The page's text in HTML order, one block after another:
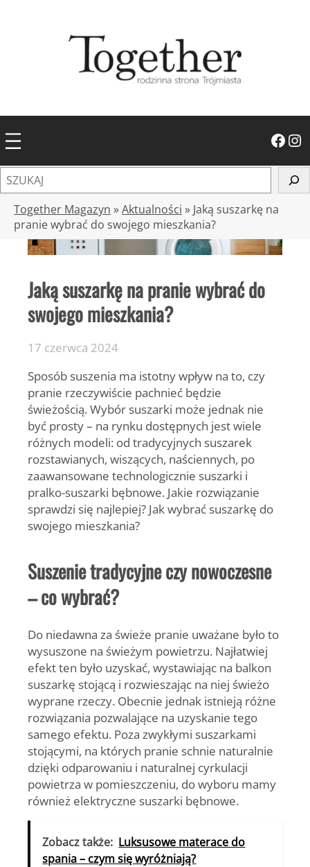
Facebook Instagram
z
Together Magazyn »Aktualności » Jaką suszarkę na
pranie wybrać do swojego mieszkania?
Jaką suszarkę na pranie wybrać do
swojego mieszkania?
17 czerwca 2024
Sposób suszenia ma istotny wpływ na to, czy
pranie rzeczywiście pachnieć będzie
świeżością. Wybór suszarki może jednak nie
być prosty – na rynku dostępnych jest wiele
różnych modeli: od tradycyjnych suszarek
rozstawianych, wiszących, naściennych, po
zaawansowane technologicznie suszarki i
pralko-suszarki bębnowe. Jakie rozwiązanie
sprawdzi się najlepiej? Jak wybrać suszarkę do
swojego mieszkania?
Suszenie tradycyjne czy nowoczesne
– co wybrać?
Do niedawna za świeże pranie uważane było to
wysuszone na świeżym powietrzu. Najłatwiej
efekt ten było uzyskać, wystawiając na balkon
suszarkę stojącą i rozwieszając na niej świeżo
wyprane rzeczy. Obecnie jednak istnieją różne
rozwiązania pozwalające na uzyskanie tego
samego efektu. Poza zwykłymi suszarkami
stojącymi, na których pranie schnie naturalnie
dzięki odparowaniu i naturalnej cyrkulacji
powietrza w pomieszczeniu, do wyboru mamy
również elektryczne suszarki bębnowe.
Zobacz także: Luksusowe materace do
spania – czym się wyróżniają?